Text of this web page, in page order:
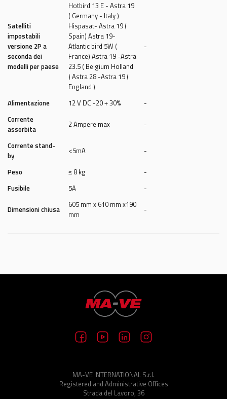
Satelliti
impostabili
versione 2P a
seconda dei
modelli per paese
Hotbird 13 E - Astra 19
( Germany - Italy )
Hispasat- Astra 19 (
Spain) Astra 19-
Atlantic bird 5W (
France) Astra 19 -Astra
23.5 ( Belgium Holland
) Astra 28 -Astra 19 (
England )
-
Alimentazione 12 V DC -20 + 30%
-
Corrente
assorbita
2 Ampere max -
Corrente stand-
by
<5mA -
Peso ≤ 8 kg
-
Fusibile
5A -
Dimensioni chiusa
605 mm x 610 mm x190
mm
-
MA-VE INTERNATIONAL S.r.l.
Registered and Administrative Offices
Strada del Lavoro, 36